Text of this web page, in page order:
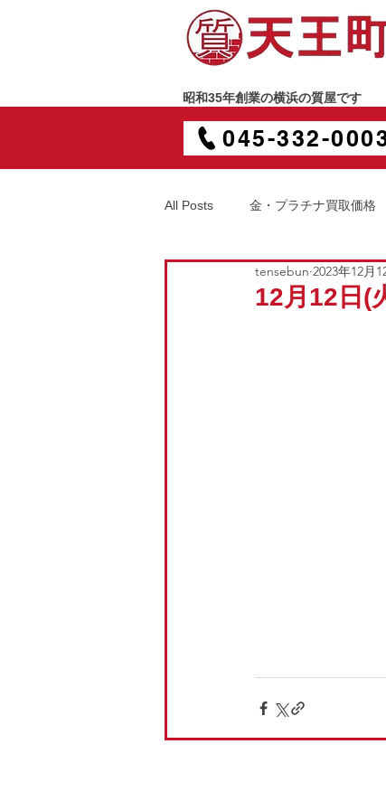
昭和35年創業の横浜の質屋です
045-332-
All Posts 金・プラチナ買取価格
12月12日(
tensebun 2023年12月